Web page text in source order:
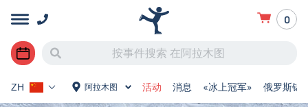
0
阿拉木图 活动 消息 «冰上冠军» 俄罗斯锦
ZH